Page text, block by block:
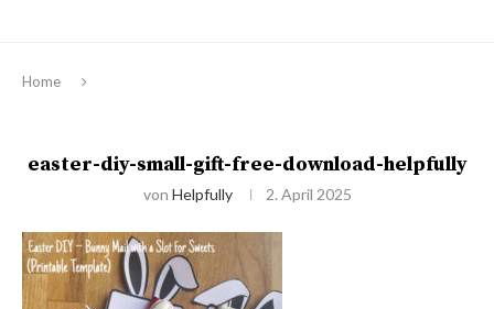
Home
easter-diy-small-gift-free-download-helpfully
von Helpfully 2. April 2025